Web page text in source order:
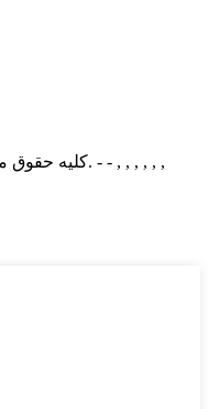
© Copyright - 2010-2021: کلیه حقوق محفوظ است. - - , , , , , ,